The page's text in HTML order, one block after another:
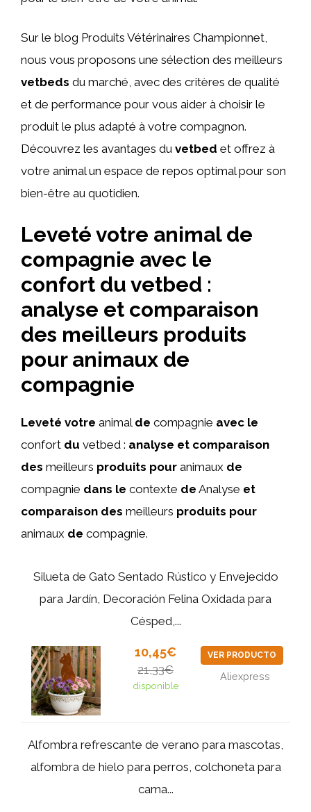
Sur le blog Produits Vétérinaires Championnet,
nous vous proposons une sélection des meilleurs
vetbeds du marché, avec des critères de qualité
et de performance pour vous aider à choisir le
produit le plus adapté à votre compagnon.
Découvrez les avantages du vetbed et offrez à
votre animal un espace de repos optimal pour son
bien-être au quotidien.
Leveté votre animal de
compagnie avec le
confort du vetbed :
analyse et comparaison
des meilleurs produits
pour animaux de
compagnie
Leveté votre animal de compagnie avec le
confort du vetbed : analyse et comparaison
des meilleurs produits pour animaux de
compagnie dans le contexte de Analyse et
comparaison des meilleurs produits pour
animaux de compagnie.
Silueta de Gato Sentado Rústico y Envejecido
para Jardín, Decoración Felina Oxidada para
Césped,...
10,45€
21,33€
disponible
VER PRODUCTO
Aliexpress
Alfombra refrescante de verano para mascotas,
alfombra de hielo para perros, colchoneta para
cama...